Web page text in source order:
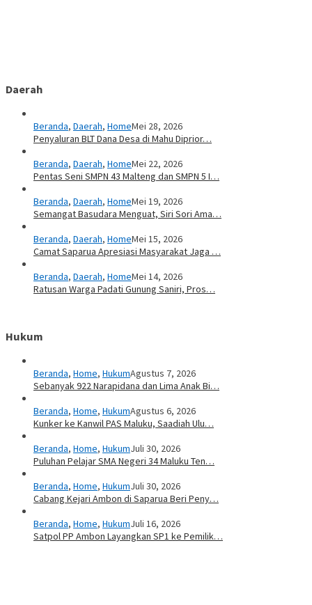
Daerah
Beranda, Daerah, HomeMei 28, 2026
Penyaluran BLT Dana Desa di Mahu Diprior…
Beranda, Daerah, HomeMei 22, 2026
Pentas Seni SMPN 43 Malteng dan SMPN 5 I…
Beranda, Daerah, HomeMei 19, 2026
Semangat Basudara Menguat, Siri Sori Ama…
Beranda, Daerah, HomeMei 15, 2026
Camat Saparua Apresiasi Masyarakat Jaga …
Beranda, Daerah, HomeMei 14, 2026
Ratusan Warga Padati Gunung Saniri, Pros…
Hukum
Beranda, Home, HukumAgustus 7, 2026
Sebanyak 922 Narapidana dan Lima Anak Bi…
Beranda, Home, HukumAgustus 6, 2026
Kunker ke Kanwil PAS Maluku, Saadiah Ulu…
Beranda, Home, HukumJuli 30, 2026
Puluhan Pelajar SMA Negeri 34 Maluku Ten…
Beranda, Home, HukumJuli 30, 2026
Cabang Kejari Ambon di Saparua Beri Peny…
Beranda, Home, HukumJuli 16, 2026
Satpol PP Ambon Layangkan SP1 ke Pemilik…